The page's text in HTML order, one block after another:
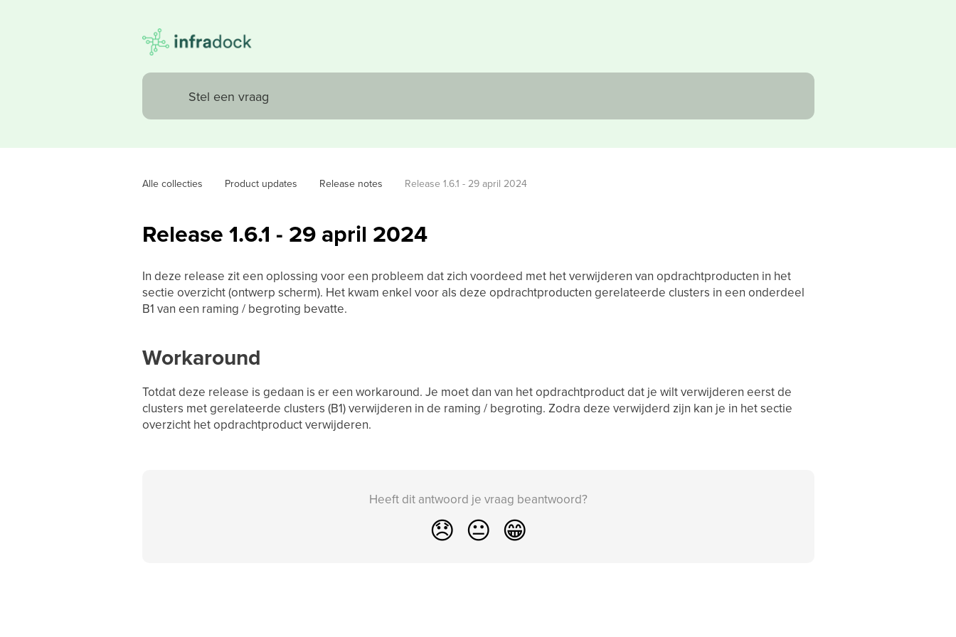
Alle collecties Product updates Release notes Release 1.6.1 - 29 april 2024
Release 1.6.1 - 29 april 2024
In deze release zit een oplossing voor een probleem dat zich voordeed met het verwijderen van opdrachtproducten in het
sectie overzicht (ontwerp scherm). Het kwam enkel voor als deze opdrachtproducten gerelateerde clusters in een onderdeel
B1 van een raming / begroting bevatte.
Workaround
Totdat deze release is gedaan is er een workaround. Je moet dan van het opdrachtproduct dat je wilt verwijderen eerst de
clusters met gerelateerde clusters (B1) verwijderen in de raming / begroting. Zodra deze verwijderd zijn kan je in het sectie
overzicht het opdrachtproduct verwijderen.
Heeft dit antwoord je vraag beantwoord?
😞 😐 😁